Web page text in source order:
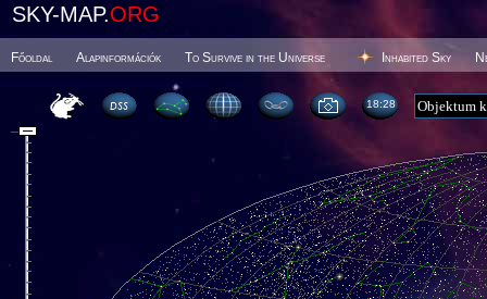
SKY-MAP.ORG
Főoldal Alapinformációk To Survive in the Universe Inhabited Sky
18 28